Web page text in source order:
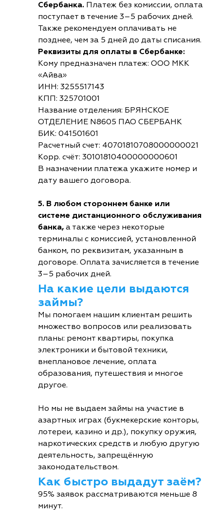
Сбербанка. Платеж без комиссии, оплата
поступает в течение 3–5 рабочих дней.
Также рекомендуем оплачивать не
позднее, чем за 5 дней до даты списания.
Реквизиты для оплаты в Сбербанке:
Кому предназначен платеж: ООО МКК
«Айва»
ИНН: 3255517143
КПП: 325701001
Название отделения: БРЯНСКОЕ
ОТДЕЛЕНИЕ N8605 ПАО СБЕРБАНК
БИК: 041501601
Расчетный счет: 40701810708000000021
Корр. счёт: 30101810400000000601
В назначении платежа укажите номер и
дату вашего договора.
5. В любом стороннем банке или
системе дистанционного обслуживания
банка, а также через некоторые
терминалы с комиссией, установленной
банком, по реквизитам, указанным в
договоре. Оплата зачисляется в течение
3–5 рабочих дней.
На какие цели выдаются
займы?
Мы помогаем нашим клиентам решить
множество вопросов или реализовать
планы: ремонт квартиры, покупка
электроники и бытовой техники,
внеплановое лечение, оплата
образования, путешествия и многое
другое.
Но мы не выдаем займы на участие в
азартных играх (букмекерские конторы,
лотереи, казино и др.), покупку оружия,
наркотических средств и любую другую
деятельность, запрещённую
законодательством.
Как быстро выдадут заём?
95% заявок рассматриваются меньше 8
минут.